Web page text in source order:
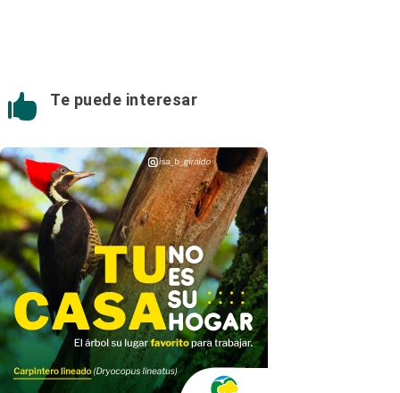
 Te puede interesar